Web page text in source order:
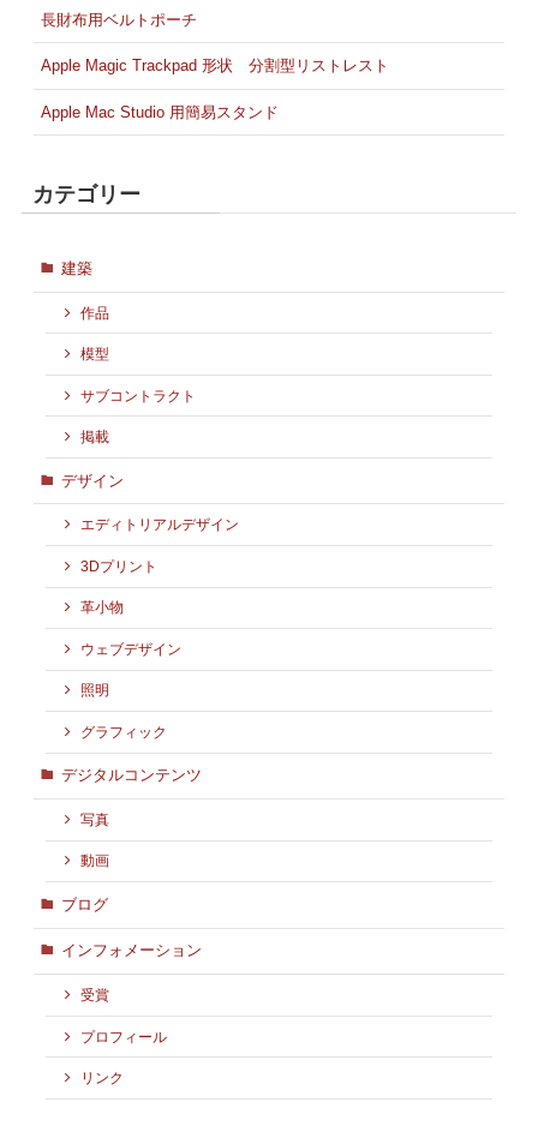
長財布用ベルトポーチ
Apple Magic Trackpad 形状 分割型リストレスト
Apple Mac Studio 用簡易スタンド
カテゴリー
建築
作品
模型
サブコントラクト
掲載
デザイン
エディトリアルデザイン
3Dプリント
革小物
ウェブデザイン
照明
グラフィック
デジタルコンテンツ
写真
動画
ブログ
インフォメーション
受賞
プロフィール
リンク